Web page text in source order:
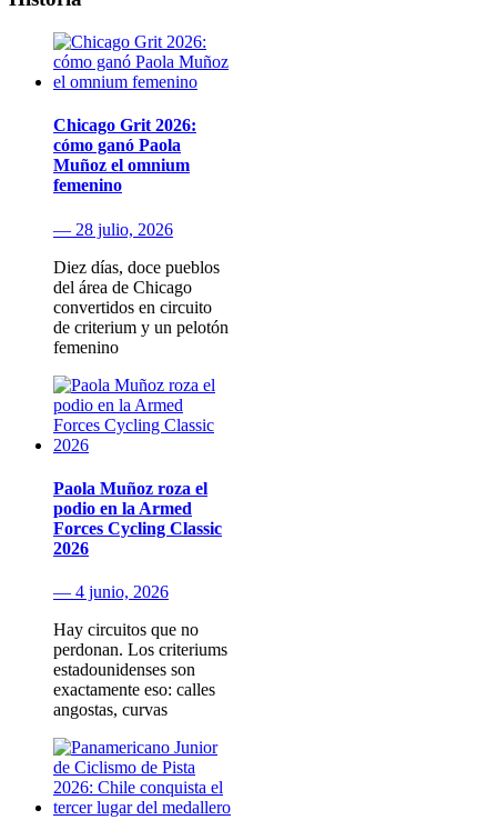
Chicago Grit 2026:
cómo ganó Paola
Muñoz el omnium
femenino
— 28 julio, 2026
Diez días, doce pueblos
del área de Chicago
convertidos en circuito
de criterium y un pelotón
femenino
Paola Muñoz roza el
podio en la Armed
Forces Cycling Classic
2026
— 4 junio, 2026
Hay circuitos que no
perdonan. Los criteriums
estadounidenses son
exactamente eso: calles
angostas, curvas